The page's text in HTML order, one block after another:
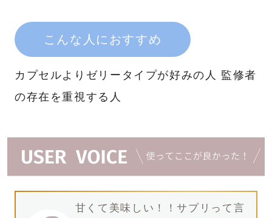
こんな人におすすめ
カプセルよりゼリータイプが好みの人 監修者
の存在を重視する人
甘くて美味しい！！サプリって言